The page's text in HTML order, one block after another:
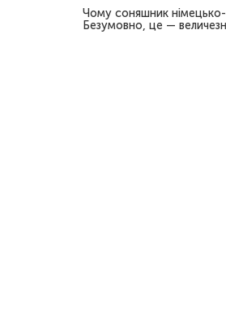
Чому соняшник німецько-
Безумовно, це —